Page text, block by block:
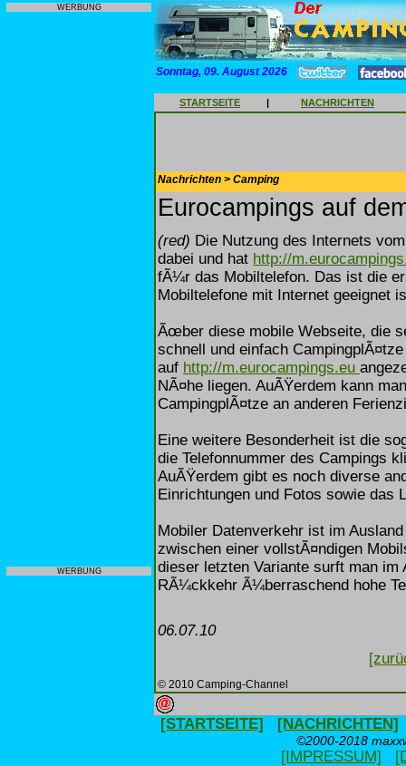
WERBUNG
WERBUNG
Sonntag, 09. August 2026
STARTSEITE | NACHRICHTEN
Nachrichten > Camping
Eurocampings auf
(red) Die Nutzung des Internets
dabei und hat http://
fÃ¼r das Mobiltelefon. Das ist die
Mobiltelefone mit Internet geeignet
Ãœber diese mobile Webseite, die
schnell und einfach
auf http://m.eurocampings.eu
NÃ¤he liegen. AuÃŸerdem kann
CampingplÃ¤tze an anderen
Eine weitere Besonderheit ist die
die Telefonnummer des Campings
AuÃŸerdem gibt es noch diverse
Einrichtungen und Fotos sowie das
Mobiler Datenverkehr ist im
zwischen einer vollstÃ¤ndigen
dieser letzten Variante surft man
RÃ¼ckkehr Ã¼berraschend hohe
06.07.10
© 2010 Camping-Channel
[STARTSEITE] [NACHRICHTEN]
©2000-2018
[IMPRESSUM]